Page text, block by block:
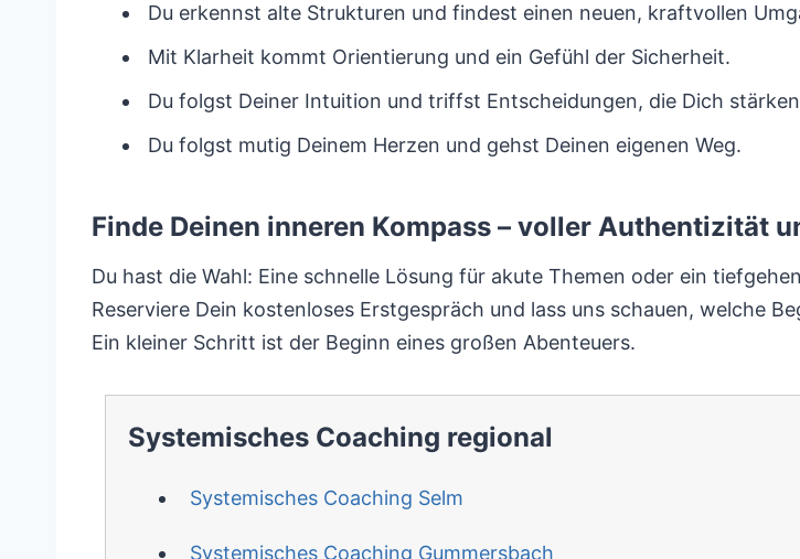
Du erkennst alte Strukturen und findest einen neuen, kraftvollen
Mit Klarheit kommt Orientierung und ein Gefühl der Sicherheit.
Du folgst Deiner Intuition und triffst Entscheidungen, die Dich
Du folgst mutig Deinem Herzen und gehst Deinen eigenen Weg.
Finde Deinen inneren Kompass – voller Authentizität
Du hast die Wahl: Eine schnelle Lösung für akute Themen oder ein
Reserviere Dein kostenloses Erstgespräch und lass uns schauen, welche
Ein kleiner Schritt ist der Beginn eines großen Abenteuers.
Systemisches Coaching regional
Systemisches Coaching Selm
Systemisches Coaching Gummersbach